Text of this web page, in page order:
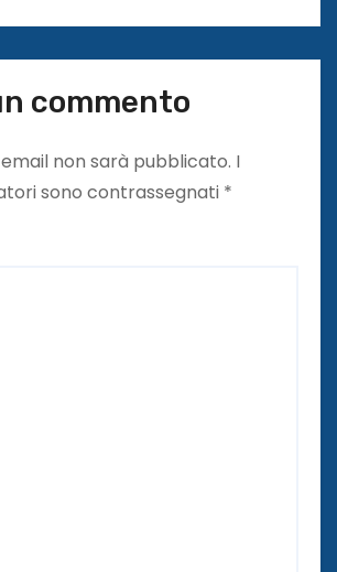
commento
non sarà pubblicato. I
sono contrassegnati *